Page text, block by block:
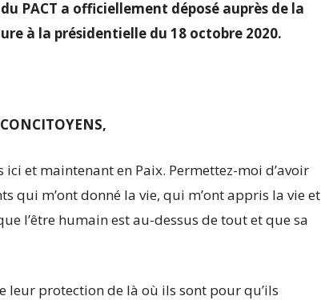
PACT a officiellement déposé auprès de la
à la présidentielle du 18 octobre 2020.
et maintenant en Paix. Permettez-moi d’avoir
qui m’ont donné la vie, qui m’ont appris la vie et
l’être humain est au-dessus de tout et que sa
leur protection de là où ils sont pour qu’ils